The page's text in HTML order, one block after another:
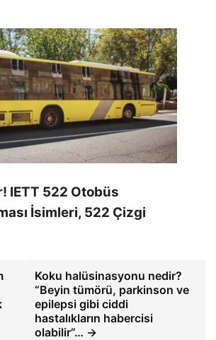
IETT 522 Otobüs
İsimleri, 522 Çizgi
Koku halüsinasyonu nedir?
“Beyin tümörü, parkinson ve
epilepsi gibi ciddi
hastalıkların habercisi
olabilir”… →